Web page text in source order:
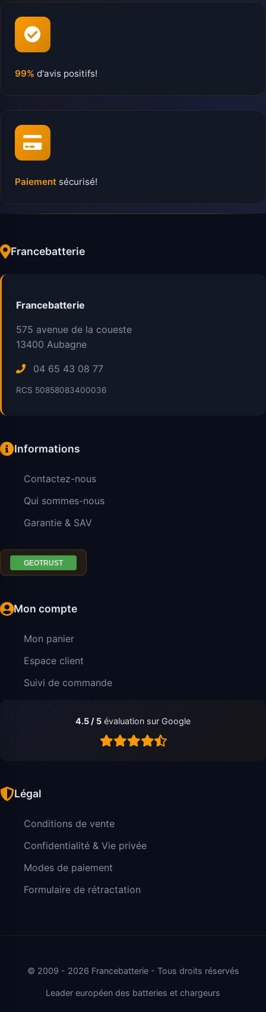
99% d'avis positifs!
Paiement sécurisé!
Francebatterie
Francebatterie
575 avenue de la coueste
13400 Aubagne
04 65 43 08 77
RCS 50858083400036
Informations
Contactez-nous
Qui sommes-nous
Garantie & SAV
Mon compte
Mon panier
Espace client
Suivi de commande
4.5 / 5 évaluation sur Google
Légal
Conditions de vente
Confidentialité & Vie privée
Modes de paiement
Formulaire de rétractation
© 2009 - 2026 Francebatterie - Tous droits réservés
Leader européen des batteries et chargeurs